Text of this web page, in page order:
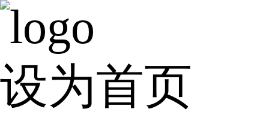
设为首页